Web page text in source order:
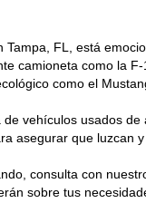
Tampa, FL, está
camioneta como la
como el
vehículos usados
asegurar que luzcan
consulta con
sobre tus